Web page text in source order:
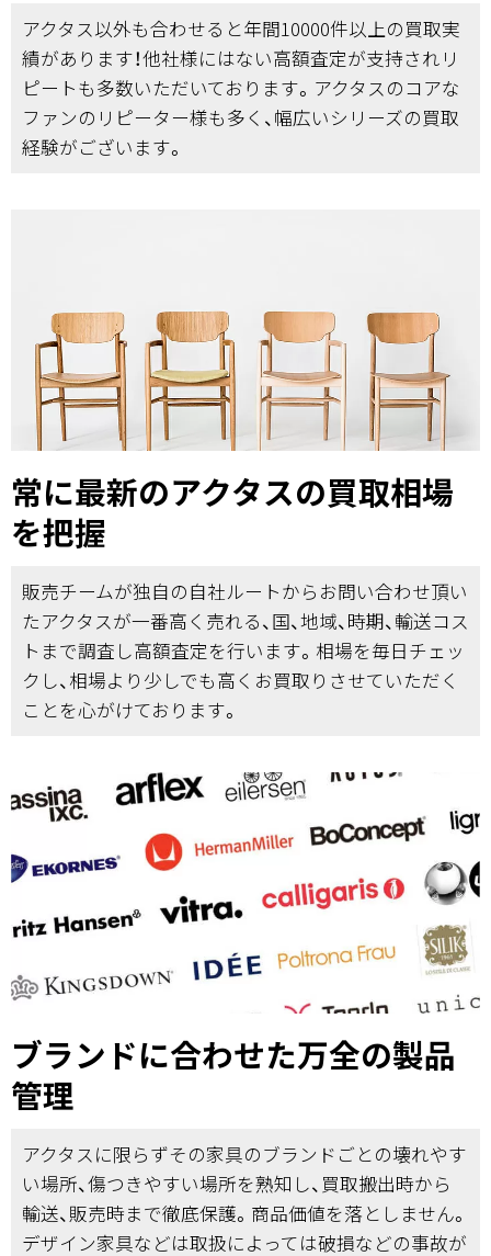
アクタス以外も合わせると年間10000件以上の買取実
績があります！他社様にはない高額査定が支持されリ
ピートも多数いただいております。アクタスのコアな
ファンのリピーター様も多く、幅広いシリーズの買取
経験がございます。
常に最新のアクタスの買取相場
を把握
販売チームが独自の自社ルートからお問い合わせ頂い
たアクタスが一番高く売れる、国、地域、時期、輸送コス
トまで調査し高額査定を行います。相場を毎日チェッ
クし、相場より少しでも高くお買取りさせていただく
ことを心がけております。
ブランドに合わせた万全の製品
管理
アクタスに限らずその家具のブランドごとの壊れやす
い場所、傷つきやすい場所を熟知し、買取搬出時から
輸送、販売時まで徹底保護。商品価値を落としません。
デザイン家具などは取扱によっては破損などの事故が